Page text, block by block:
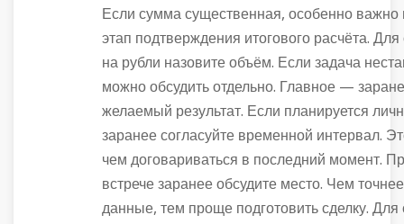
Если сумма существенная, особенно важно
этап подтверждения итогового расчёта.
на рубли назовите объём. Если задача
можно обсудить отдельно. Главное —
желаемый результат. Если планируется
заранее согласуйте временной интервал.
чем договариваться в последний момент.
встрече заранее обсудите место. Чем
данные, тем проще подготовить сделку. Для